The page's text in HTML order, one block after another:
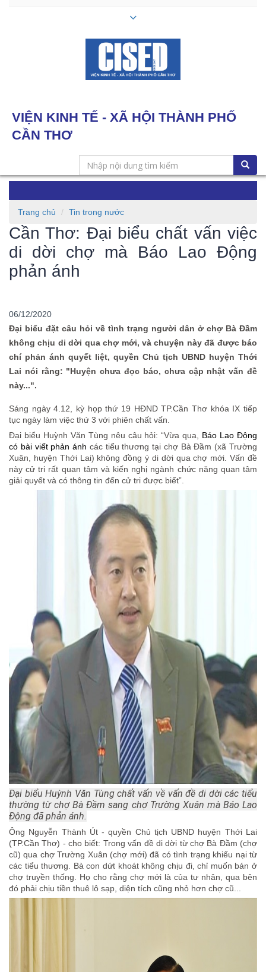
VIỆN KINH TẾ - XÃ HỘI THÀNH PHỐ
CẦN THƠ
navigation
Trang chủ Tin trong nước
Cần Thơ: Đại biểu chất vấn việc
di dời chợ mà Báo Lao Động
phản ánh
06/12/2020
Đại biểu đặt câu hỏi về tình trạng người dân ở chợ Bà Đầm
không chịu di dời qua chợ mới, và chuyện này đã được báo
chí phản ánh quyết liệt, quyền Chủ tịch UBND huyện Thới
Lai nói rằng: "Huyện chưa đọc báo, chưa cập nhật vấn đề
này...".
Sáng ngày 4.12, kỳ họp thứ 19 HĐND TP.Cần Thơ khóa IX tiếp
tục ngày làm việc thứ 3 với phiên chất vấn.
Đại biểu Huỳnh Văn Tùng nêu câu hỏi: “Vừa qua, Báo Lao Động
có bài viết phản ánh các tiểu thương tại chợ Bà Đầm (xã Trường
Xuân, huyện Thới Lai) không đồng ý di dời qua chợ mới. Vấn đề
này cử tri rất quan tâm và kiến nghị ngành chức năng quan tâm
giải quyết và có thông tin đến cử tri được biết”.
Đại biểu Huỳnh Văn Tùng chất vấn về vấn đề di dời các tiểu
thường từ chợ Bà Đầm sang chợ Trường Xuân mà Báo Lao
Động đã phản ánh.
Ông Nguyễn Thành Út - quyền Chủ tịch UBND huyện Thới Lai
(TP.Cần Thơ) - cho biết: Trong vấn đề di dời từ chợ Bà Đầm (chợ
cũ) qua chợ Trường Xuân (chợ mới) đã có tình trạng khiếu nại từ
các tiểu thương. Bà con dứt khoát không chịu đi, chỉ muốn bán ở
chợ truyền thống. Họ cho rằng chợ mới là của tư nhân, qua bên
đó phải chịu tiền thuê lô sạp, diện tích cũng nhỏ hơn chợ cũ...